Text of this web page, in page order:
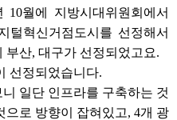
10월에 지방시대위원회에서
털혁신거점도시를 선정해서
부산, 대구가 선정되었고요.
선정되었습니다.
일단 인프라를 구축하는 것
으로 방향이 잡혀있고, 4개 광